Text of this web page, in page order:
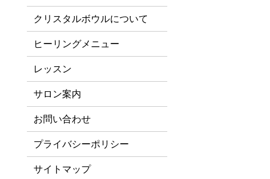
クリスタルボウルについて
ヒーリングメニュー
レッスン
サロン案内
お問い合わせ
プライバシーポリシー
サイトマップ